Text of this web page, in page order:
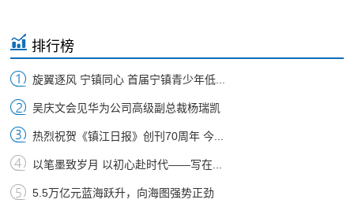
排行榜
旋翼逐风 宁镇同心 首届宁镇青少年低...
吴庆文会见华为公司高级副总裁杨瑞凯
热烈祝贺《镇江日报》创刊70周年 今...
以笔墨致岁月 以初心赴时代——写在...
5.5万亿元蓝海跃升，向海图强势正劲